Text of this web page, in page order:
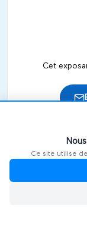
Cet
🎪Retrouvez
Ce site utilise